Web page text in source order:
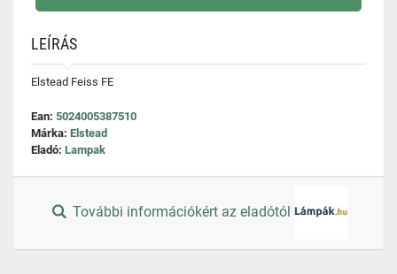
LEÍRÁS
Elstead Feiss FE
Ean: 5024005387510
Márka: Elstead
Eladó: Lampak
További információkért az eladótól